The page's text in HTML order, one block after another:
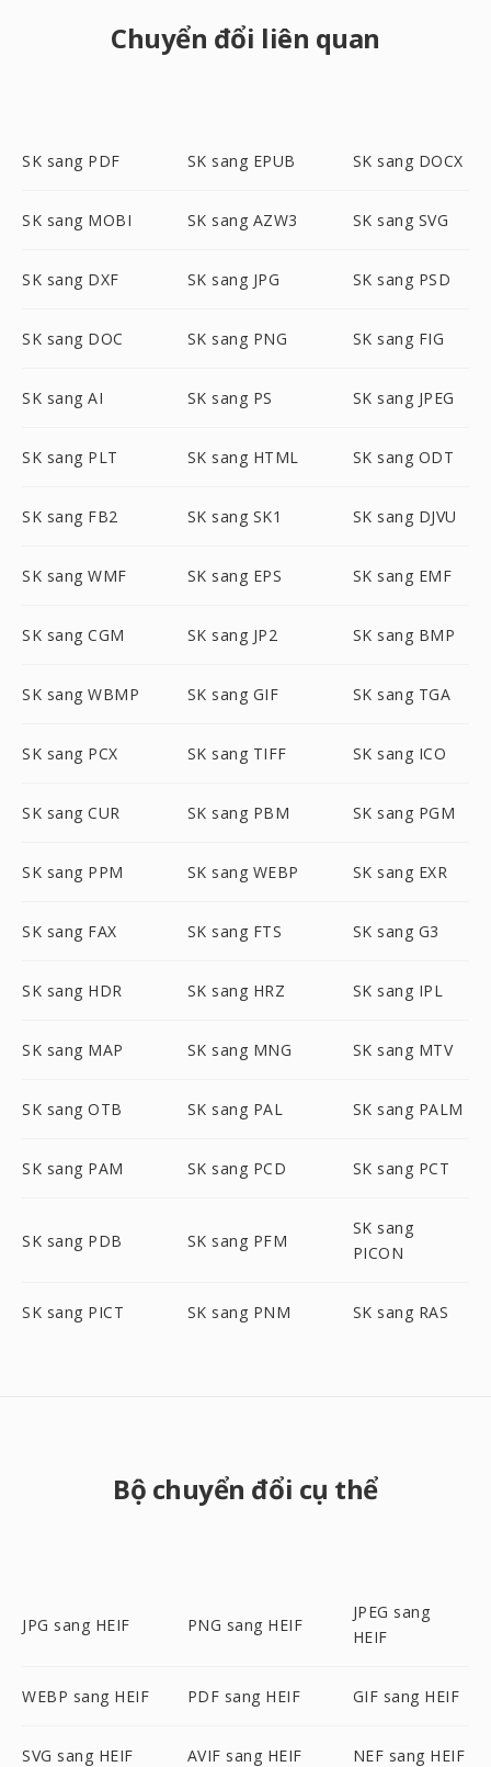
Chuyển đổi liên quan
SK sang PDF SK sang EPUB SK sang DOCX
SK sang MOBI SK sang AZW3 SK sang SVG
SK sang DXF SK sang JPG SK sang PSD
SK sang DOC SK sang PNG SK sang FIG
SK sang AI SK sang PS SK sang JPEG
SK sang PLT SK sang HTML SK sang ODT
SK sang FB2 SK sang SK1 SK sang DJVU
SK sang WMF SK sang EPS SK sang EMF
SK sang CGM SK sang JP2 SK sang BMP
SK sang WBMP SK sang GIF SK sang TGA
SK sang PCX SK sang TIFF SK sang ICO
SK sang CUR SK sang PBM SK sang PGM
SK sang PPM SK sang WEBP SK sang EXR
SK sang FAX SK sang FTS SK sang G3
SK sang HDR SK sang HRZ SK sang IPL
SK sang MAP SK sang MNG SK sang MTV
SK sang OTB SK sang PAL SK sang PALM
SK sang PAM SK sang PCD SK sang PCT
SK sang PDB SK sang PFM
SK sang
PICON
SK sang PICT SK sang PNM SK sang RAS
Bộ chuyển đổi cụ thể
JPG sang HEIF PNG sang HEIF
JPEG sang
HEIF
WEBP sang HEIF PDF sang HEIF GIF sang HEIF
SVG sang HEIF AVIF sang HEIF NEF sang HEIF